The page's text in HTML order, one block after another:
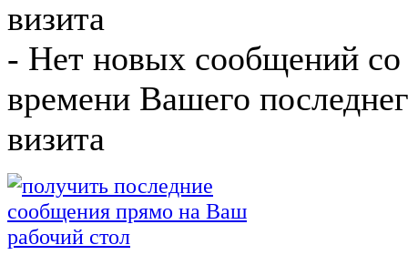
- Нет новых сообщений со
времени Вашего
визита